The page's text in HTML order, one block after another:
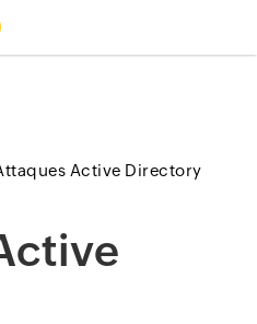
Active Directory